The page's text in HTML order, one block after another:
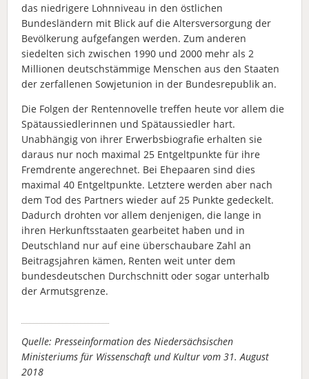
das niedrigere Lohnniveau in den östlichen
Bundesländern mit Blick auf die Altersversorgung der
Bevölkerung aufgefangen werden. Zum anderen
siedelten sich zwischen 1990 und 2000 mehr als 2
Millionen deutschstämmige Menschen aus den Staaten
der zerfallenen Sowjetunion in der Bundesrepublik an.
Die Folgen der Rentennovelle treffen heute vor allem die
Spätaussiedlerinnen und Spätaussiedler hart.
Unabhängig von ihrer Erwerbsbiografie erhalten sie
daraus nur noch maximal 25 Entgeltpunkte für ihre
Fremdrente angerechnet. Bei Ehepaaren sind dies
maximal 40 Entgeltpunkte. Letztere werden aber nach
dem Tod des Partners wieder auf 25 Punkte gedeckelt.
Dadurch drohten vor allem denjenigen, die lange in
ihren Herkunftsstaaten gearbeitet haben und in
Deutschland nur auf eine überschaubare Zahl an
Beitragsjahren kämen, Renten weit unter dem
bundesdeutschen Durchschnitt oder sogar unterhalb
der Armutsgrenze.
Quelle: Presseinformation des Niedersächsischen
Ministeriums für Wissenschaft und Kultur vom 31. August
2018